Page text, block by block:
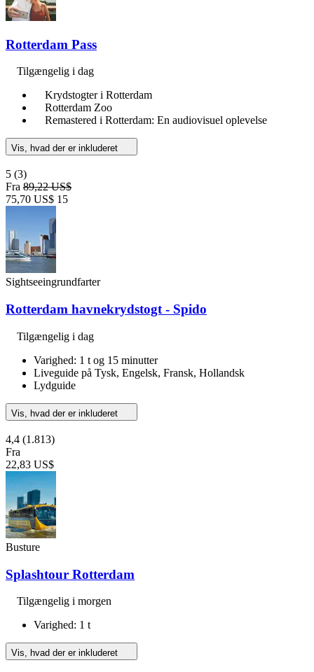
Rotterdam Pass
Tilgængelig i dag
Krydstogter i Rotterdam
Rotterdam Zoo
Remastered i Rotterdam: En audiovisuel oplevelse
Vis, hvad der er inkluderet
5 (3)
Fra 89,22 US$
75,70 US$ 15
Sightseeingrundfarter
Rotterdam havnekrydstogt - Spido
Tilgængelig i dag
Varighed: 1 t og 15 minutter
Liveguide på Tysk, Engelsk, Fransk, Hollandsk
Lydguide
Vis, hvad der er inkluderet
4,4 (1.813)
Fra
22,83 US$
Busture
Splashtour Rotterdam
Tilgængelig i morgen
Varighed: 1 t
Vis, hvad der er inkluderet